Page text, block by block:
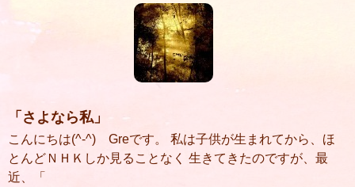
「さよなら私」
こんにちは(^-^) Greです。 私は子供が生まれてから、ほ
とんどＮＨＫしか見ることなく 生きてきたのですが、最
近、「